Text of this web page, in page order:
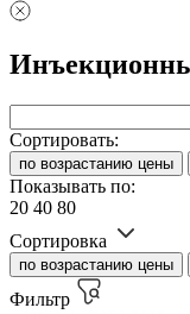
Сортировать:
по возрастанию цены
Показывать по:
20 40 80
Сортировка
по возрастанию цены
Фильтр